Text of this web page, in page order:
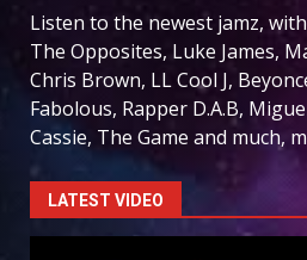
Listen to the newest jamz,
The Opposites, Luke James,
Chris Brown, LL Cool J,
Fabolous, Rapper D.A.B,
Cassie, The Game and much,
LATEST VIDEO